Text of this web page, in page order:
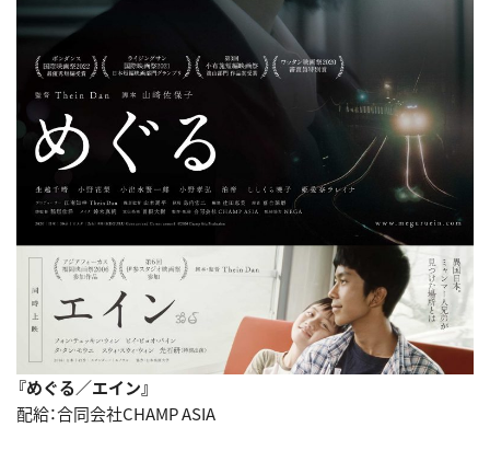
『めぐる／エイン』
配給：合同会社CHAMP ASIA